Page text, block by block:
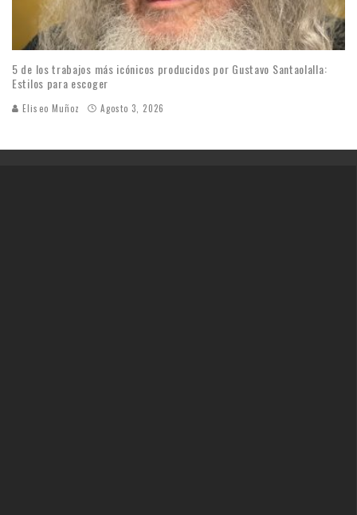
5 de los trabajos más icónicos producidos por Gustavo Santaolalla:
Estilos para escoger
Eliseo Muñoz Agosto 3, 2026